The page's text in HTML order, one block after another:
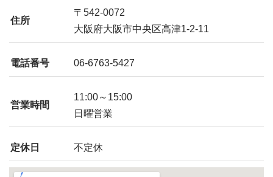
住所
〒542-0072
大阪府大阪市中央区高津1-2-11
電話番号 06-6763-5427
営業時間
11:00～15:00
日曜営業
定休日 不定休